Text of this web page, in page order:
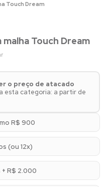
Touch Dream
malha Touch Dream
o preço de atacado
esta categoria: a partir de
R$ 900
(ou 12x)
R$ 2.000